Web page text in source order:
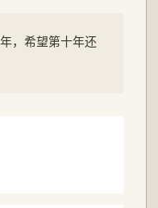
，希望第十年还